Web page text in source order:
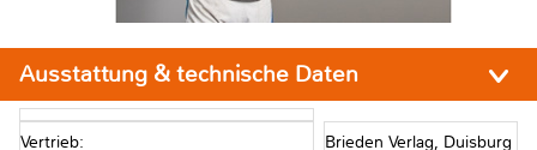
Ausstattung & technische Daten
Vertrieb: Brieden Verlag, Duisburg